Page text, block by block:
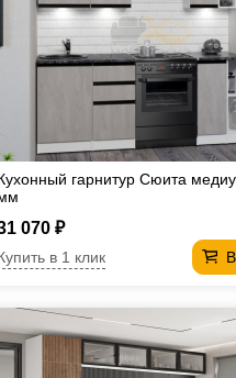
гарнитур Сюита
070 ₽
в 1 клик